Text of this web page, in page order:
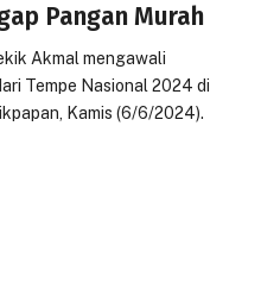
Pangan Murah
Akmal mengawali
Tempe Nasional 2024 di
Kamis (6/6/2024).